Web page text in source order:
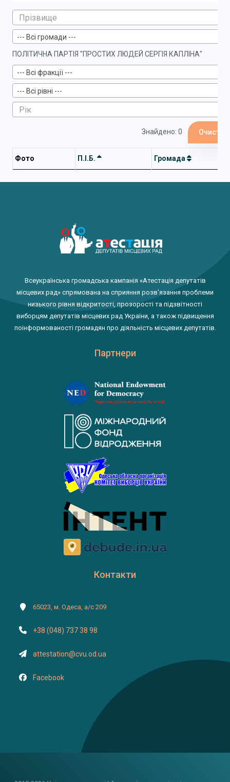
--- Всі громади ---
ПОЛІТИЧНА ПАРТІЯ "ПРОСТИХ ЛЮДЕЙ СЕРГІЯ КАПЛІНА"
--- Всі фракції ---
--- Всі рівні ---
Знайдено: 0
Фото П.І.Б. Громада
Всеукраїнська громадська кампанія «Атестація депутатів
місцевих рад» спрямована на сприяння розв'язання проблеми
низького рівня відкритості, прозорості та підзвітності
виборцям депутатів місцевих рад України, а також підвищення
поінформованості громадян про діяльність місцевих депутатів.
Партнери
Контакти
65023, м. Одеса, а/с 209
+38 (048) 737 38 98
attestation@cvu.od.ua
Facebook